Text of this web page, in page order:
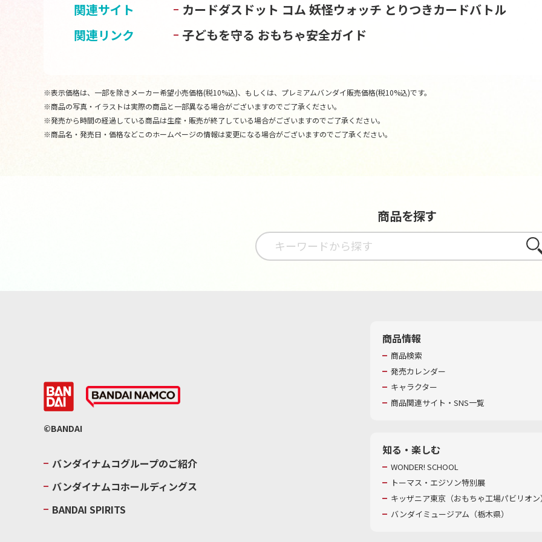
関連サイト カードダスドット コム 妖怪ウォッチ とりつきカードバトル
関連リンク
子どもを守る おもちゃ安全ガイド
※表示価格は、一部を除きメーカー希望小売価格(税10%込)、もしくは、プレミアムバンダイ販売価格(税10%込)です。
※商品の写真・イラストは実際の商品と一部異なる場合がございますのでご了承ください。
※発売から時間の経過している商品は生産・販売が終了している場合がございますのでご了承ください。
※商品名・発売日・価格などこのホームページの情報は変更になる場合がございますのでご了承ください。
商品を探す
さが
©BANDAI
バンダイナムコグループのご紹介
バンダイナムコホールディングス
BANDAI SPIRITS
商品情報
商品検索
発売カレンダー
キャラクター
商品関連サイト・SNS一覧
知る・楽しむ
WONDER! SCHOOL
トーマス・エジソン特別展
キッザニア東京（おもちゃ工場パビリオ
バンダイミュージアム（栃木県）